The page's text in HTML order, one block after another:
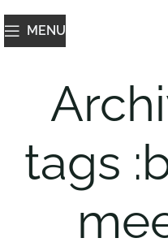
MENU
tags